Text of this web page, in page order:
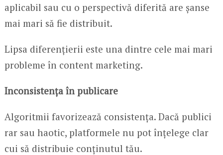
aplicabil sau cu o perspectivă diferită are șanse
mai mari să fie distribuit.
Lipsa diferențierii este una dintre cele mai mari
probleme în content marketing.
Inconsistența în publicare
Algoritmii favorizează consistența. Dacă publici
rar sau haotic, platformele nu pot înțelege clar
cui să distribuie conținutul tău.